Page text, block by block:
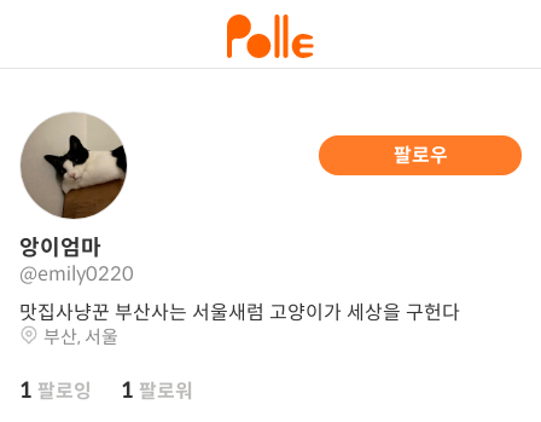
팔로우
앙이엄마
@emily0220
맛집사냥꾼 부산사는 서울새럼 고양이가 세상을 구헌다
부산, 서울
1 팔로잉 1 팔로워